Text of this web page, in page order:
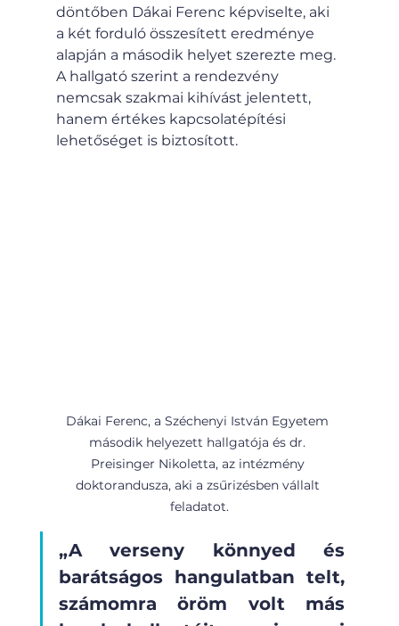
döntőben Dákai Ferenc képviselte, aki
a két forduló összesített eredménye
alapján a második helyet szerezte meg.
A hallgató szerint a rendezvény
nemcsak szakmai kihívást jelentett,
hanem értékes kapcsolatépítési
lehetőséget is biztosított.
Dákai Ferenc, a Széchenyi István Egyetem
második helyezett hallgatója és dr.
Preisinger Nikoletta, az intézmény
doktorandusza, aki a zsűrizésben vállalt
feladatot.
„A verseny könnyed és
barátságos hangulatban telt,
számomra öröm volt más